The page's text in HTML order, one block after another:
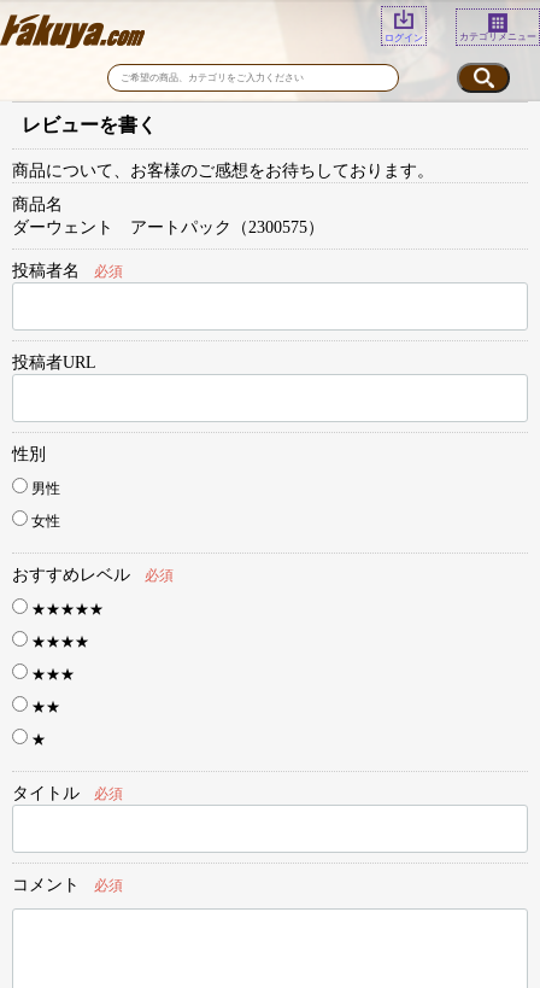
ログイン カテゴリメニュー
レビューを書く
商品について、お客様のご感想をお待ちしております。
商品名
ダーウェント アートパック（2300575）
投稿者名 必須
投稿者URL
性別
男性
女性
おすすめレベル
必須
★★★★★
★★★★
★★★
★★
★
タイトル 必須
コメント 必須